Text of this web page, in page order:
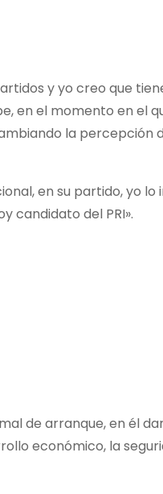
y yo creo que
en el momento en el
la
en su partido, yo
candidato del PRI».
de arranque, en él
económico, la